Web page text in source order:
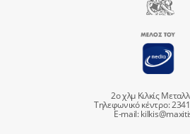
2ο χλμ Κιλκίς
Τηλεφωνικό κέντρο:
E-mail: